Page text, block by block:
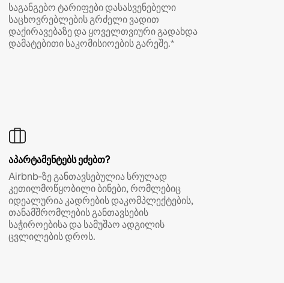
საგანგებო ტარიფები დასასვენებელი
საცხოვრებლების გრძელი ვადით
დაქირავებაზე და ყოველთვიური გადახდა
დამატებითი საკომისიოების გარეშე.*
აპარტამენტებს ეძებთ?
Airbnb‑ზე განთავსებულია სრულად
კეთილმოწყობილი ბინები, რომლებიც
იდეალურია კადრების დაკომპლექტების,
თანამშრომლების განთავსების
საჭიროებისა და სამუშაო ადგილის
ცვლილების დროს.